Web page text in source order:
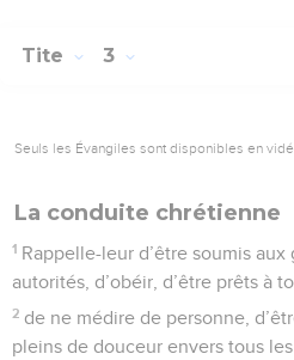
Tite 3
Seuls les Évangiles sont disponibles en
La conduite chrétienne
1 Rappelle-leur d’être soumis
autorités, d’obéir, d’être prêts à
2 de ne médire de personne,
pleins de douceur envers tous les